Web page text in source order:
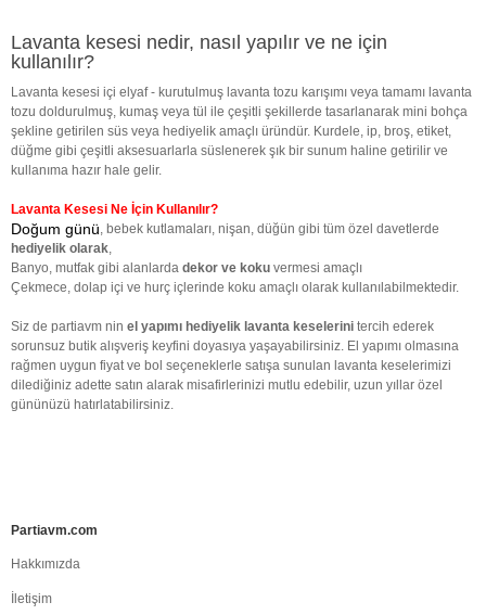
Lavanta kesesi nedir, nasıl yapılır ve ne için
kullanılır?
Lavanta kesesi içi elyaf - kurutulmuş lavanta tozu karışımı veya tamamı lavanta
tozu doldurulmuş, kumaş veya tül ile çeşitli şekillerde tasarlanarak mini bohça
şekline getirilen süs veya hediyelik amaçlı üründür. Kurdele, ip, broş, etiket,
düğme gibi çeşitli aksesuarlarla süslenerek şık bir sunum haline getirilir ve
kullanıma hazır hale gelir.
Lavanta Kesesi Ne İçin Kullanılır?
Doğum günü, bebek kutlamaları, nişan, düğün gibi tüm özel davetlerde
hediyelik olarak,
Banyo, mutfak gibi alanlarda dekor ve koku vermesi amaçlı
Çekmece, dolap içi ve hurç içlerinde koku amaçlı olarak kullanılabilmektedir.
Siz de partiavm nin el yapımı hediyelik lavanta keselerini tercih ederek
sorunsuz butik alışveriş keyfini doyasıya yaşayabilirsiniz. El yapımı olmasına
rağmen uygun fiyat ve bol seçeneklerle satışa sunulan lavanta keselerimizi
dilediğiniz adette satın alarak misafirlerinizi mutlu edebilir, uzun yıllar özel
gününüzü hatırlatabilirsiniz.
Partiavm.com
Hakkımızda
İletişim